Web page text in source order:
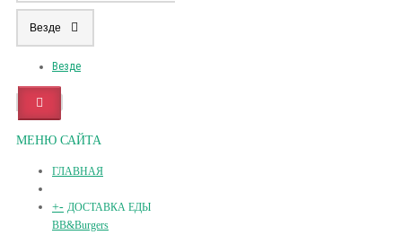
Везде
Везде
МЕНЮ САЙТА
ГЛАВНАЯ
+- ДОСТАВКА ЕДЫ
BB&Burgers